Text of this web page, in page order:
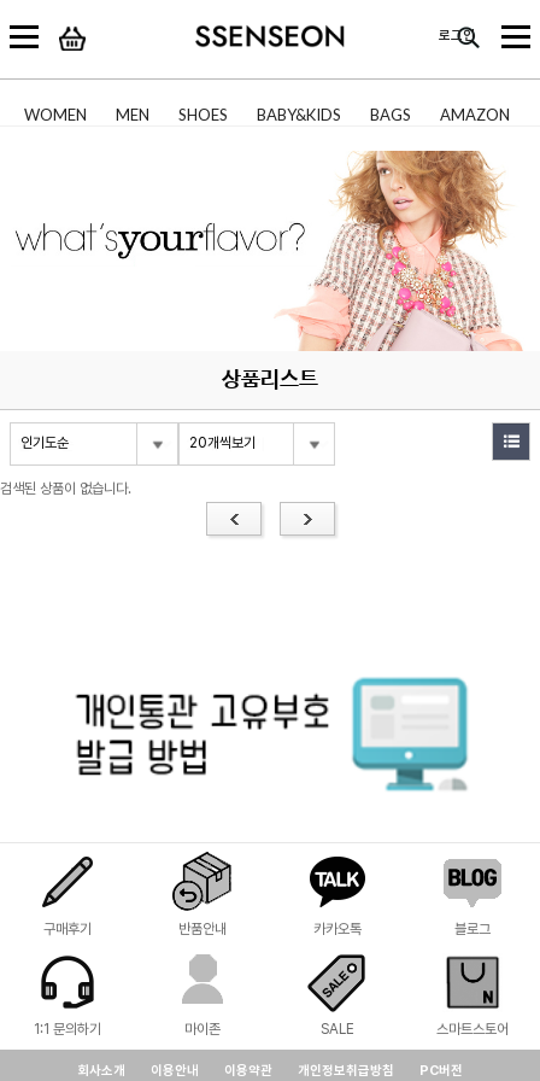
WOMEN MEN SHOES BABY&KIDS BAGS AMAZON
상품리스트
인기도순 20개씩보기
검색된 상품이 없습니다.
구매후기 반품안내 카카오톡 블로그
1:1 문의하기 마이존 SALE 스마트스토어
회사소개 이용안내 이용약관 개인정보취급방침 PC버전
로그인